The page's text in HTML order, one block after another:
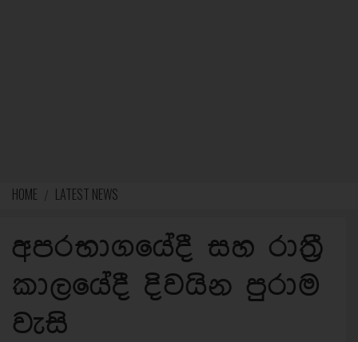
HOME LATEST NEWS
අපරභාගයේදී සහ රාත්‍රී
කාලයේදී දිවයින පුරාම
වැසි